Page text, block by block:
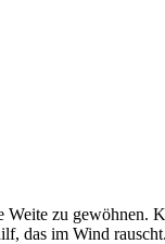
zu
das im Wind